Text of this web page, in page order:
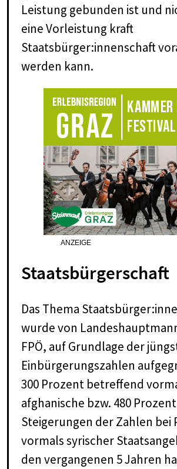
Leistung gebunden ist und
eine Vorleistung kraft
Staatsbürger:innenschaft
werden kann.
ANZEIGE
Staatsbürgerschaft
Das Thema
wurde von
FPÖ, auf Grundlage der
Einbürgerungszahlen
300 Prozent betreffend
afghanische bzw. 480 Prozent
Steigerungen der Zahlen bei
vormals syrischer
den vergangenen 5 Jahren